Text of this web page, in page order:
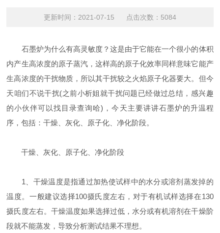
更新时间：2021-07-15 点击次数：5084
石墨炉为什么有高灵敏度？这是由于它能在一个很小的体积
内产生高浓度的原子蒸汽，这样高的原子化效率同样意味它能产
生高浓度的干扰物质，所以其干扰较之火焰原子化器要大。但今
天咱们不说干扰(之前小析姐就干扰问题已经做过总结，感兴趣
的小伙伴可以找目录查询哈)，今天主要讲讲石墨炉的升温程
序，包括：干燥、灰化、原子化、净化阶段。
干燥、灰化、原子化、净化阶段
1、干燥温度是指通过加热使试样中的水分或溶剂蒸发掉的
温度。一般建议选择100摄氏度左右，对于有机试样选择在130
摄氏度左右。干燥温度如果选择过低，水分或有机溶剂在干燥阶
段就不能蒸发，导致分析测试结果不理想。